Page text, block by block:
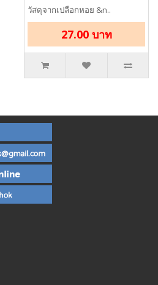
วัสดุจากเปลือกหอย &n..
27.00 บาท